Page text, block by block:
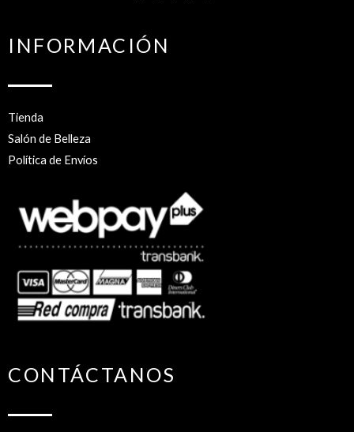
INFORMACIÓN
Tienda
Salón de Belleza
Política de Envíos
CONTÁCTANOS